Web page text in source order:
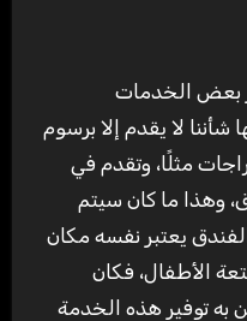
بعض الخدمات
شأننا لا يقدم إلا برسوم
مثلًا، وتقدم في
وهذا ما كان سيتم
الفندق يعتبر نفسه مكان
الأطفال، فكان
به توفير هذه الخدمة